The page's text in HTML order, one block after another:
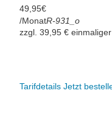
49, 95€
/MonatR-931_o
zzgl. 39,95 €
Tarifdetails Jetzt